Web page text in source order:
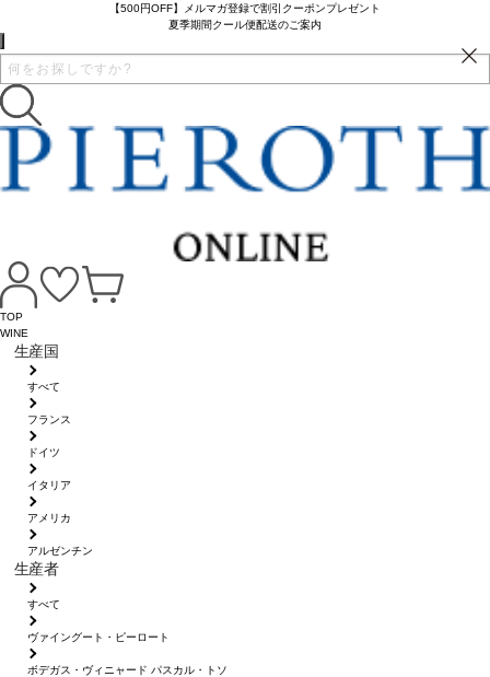
【500円OFF】メルマガ登録で割引クーポンプレゼント
夏季期間クール便配送のご案内
TOP
WINE
生産国
すべて
フランス
ドイツ
イタリア
アメリカ
アルゼンチン
生産者
すべて
ヴァイングート・ピーロート
ボデガス・ヴィニャード パスカル・トソ